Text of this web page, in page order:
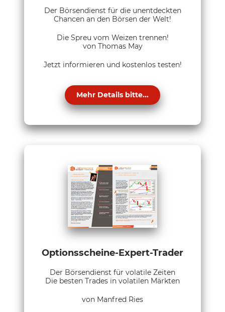
Der Börsendienst für die unentdeckten
Chancen an den Börsen der Welt!
Die Spreu vom Weizen trennen!
von Thomas May
Jetzt informieren und kostenlos testen!
Mehr Details bitte...
Optionsscheine-Expert-Trader
Der Börsendienst für volatile Zeiten
Die besten Trades in volatilen Märkten
von Manfred Ries